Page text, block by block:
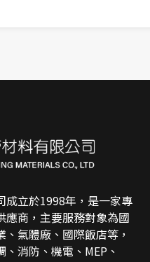
成立於1998年，是一家專
應商，主要服務對象為國
氣體廠、國際飯店等，
消防、機電、MEP、